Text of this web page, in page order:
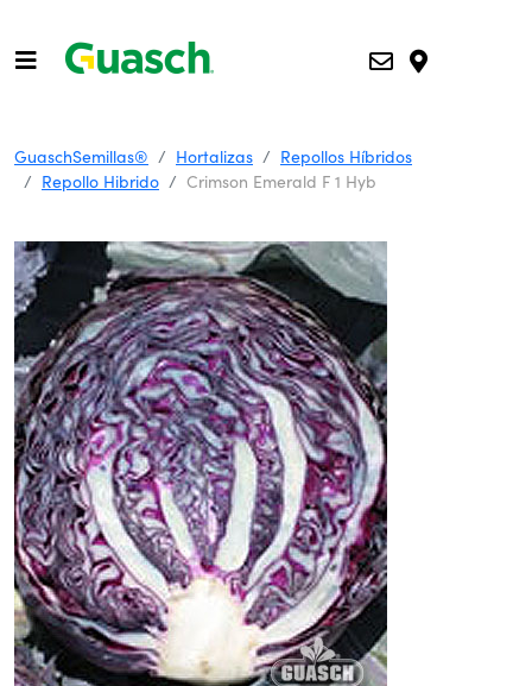
GuaschSemillas® Hortalizas
Repollos Híbridos
Repollo Hibrido
Crimson Emerald F 1 Hyb